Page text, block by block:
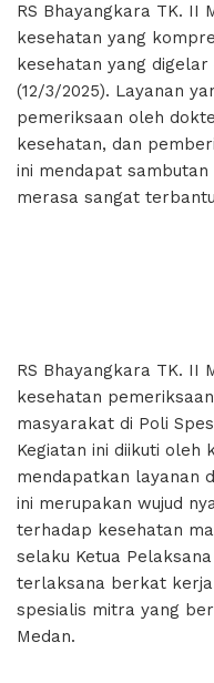
RS Bhayangkara TK. II
kesehatan yang
kesehatan yang digelar
(12/3/2025). Layanan
pemeriksaan oleh
kesehatan, dan
ini mendapat
merasa sangat
RS Bhayangkara TK. II
kesehatan
masyarakat di Poli
Kegiatan ini diikuti oleh
mendapatkan layanan
ini merupakan wujud
terhadap kesehatan
selaku Ketua
terlaksana berkat
spesialis mitra yang
Medan.